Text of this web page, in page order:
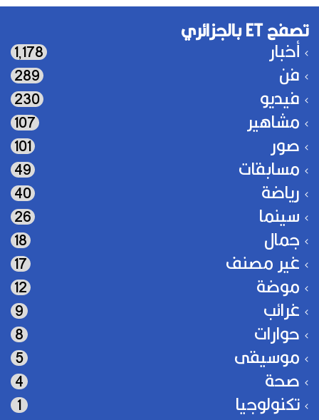
تصفح ET بالجزائري
أخبار 1٬178
فن 289
فيديو 230
مشاهير 107
صور 101
مسابقات 49
رياضة 40
سينما 26
جمال 18
غير مصنف 17
موضة 12
غرائب 9
حوارات 8
موسيقى 5
صحة 4
تكنولوجيا 1